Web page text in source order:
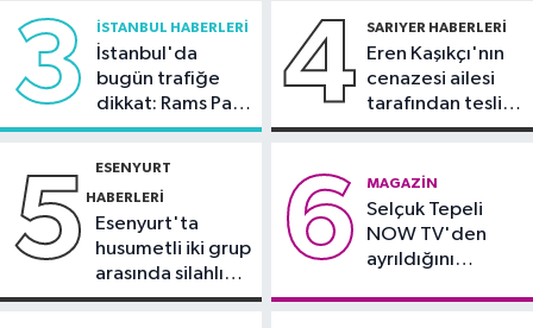
21:10
yaklaşık 30 bin taraftar önünde imza
'Fezleke' gündemi
3 İSTANBUL HABERLERI
İstanbul'da
bugün trafiğe
dikkat: Rams Park
çevresinde bazı
4 SARIYER HABERLERI
Eren Kaşıkçı'nın
cenazesi ailesi
tarafından teslim
alındı
5 ESENYURT
HABERLERI
Esenyurt'ta
husumetli iki grup
arasında silahlı
kavga
6 MAGAZIN
Selçuk Tepeli
NOW TV'den
ayrıldığını